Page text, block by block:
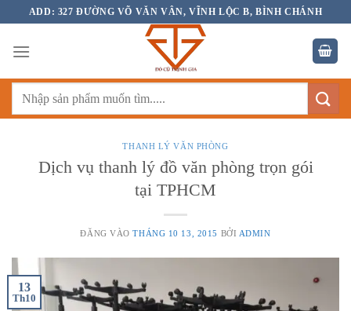
nội
ADD: 327 ĐƯỜNG VÕ VĂN VÂN, VĨNH LỘC B, BÌNH CHÁNH
THANH LÝ VĂN PHÒNG
Dịch vụ thanh lý đồ văn phòng trọn gói
tại TPHCM
ĐĂNG VÀOTHÁNG 10 13, 2015 BỞI ADMIN
13
Th10